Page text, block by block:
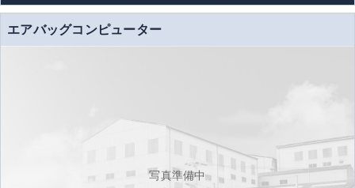
エアバッグコンピューター
写真準備中